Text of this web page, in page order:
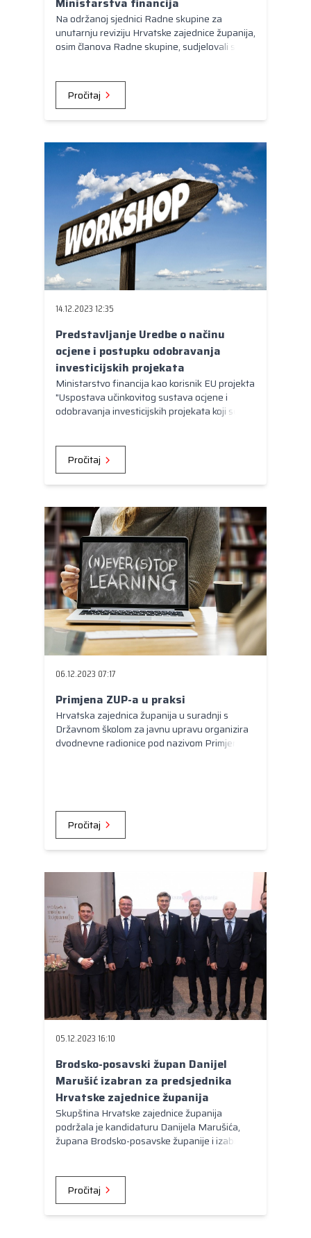
Na održanoj sjednici Radne skupine za
unutarnju reviziju Hrvatske zajednice županija,
osim članova Radne skupine, sudjelovali su
harmonizaciju razvoja sustava unutarnjih
kontrola. Sjednica je održana u Zagrebu 15.
Pročitaj
14.12.2023 12:35
Predstavljanje Uredbe o načinu
ocjene i postupku odobravanja
investicijskih projekata
Ministarstvo financija kao korisnik EU projekta
"Uspostava učinkovitog sustava ocjene i
odobravanja investicijskih projekata koji se
lokalne i područne (regionalne) samouprave“
(UP.04.1.1.08.0002) izradilo je Prijedlog
Pročitaj
06.12.2023 07:17
Primjena ZUP-a u praksi
Hrvatska zajednica županija u suradnji s
Državnom školom za javnu upravu organizira
dvodnevne radionice pod nazivom Primjena
Pročitaj
05.12.2023 16:10
Brodsko-posavski župan Danijel
Marušić izabran za predsjednika
Hrvatske zajednice županija
Skupština Hrvatske zajednice županija
podržala je kandidaturu Danijela Marušića,
župana Brodsko-posavske županije i izabrala
Hrvatsku jednakih mogućnosti je prioritet
djelovanja Hrvatske zajednice županija i u
Pročitaj